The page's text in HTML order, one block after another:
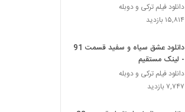
دانلود فیلم ترکی و دوبله
۱۵,۸۱۴ بازدید
دانلود عشق سیاه و سفید قسمت 91
- لینک مستقیم
دانلود فیلم ترکی و دوبله
۷,۷۴۷ بازدید